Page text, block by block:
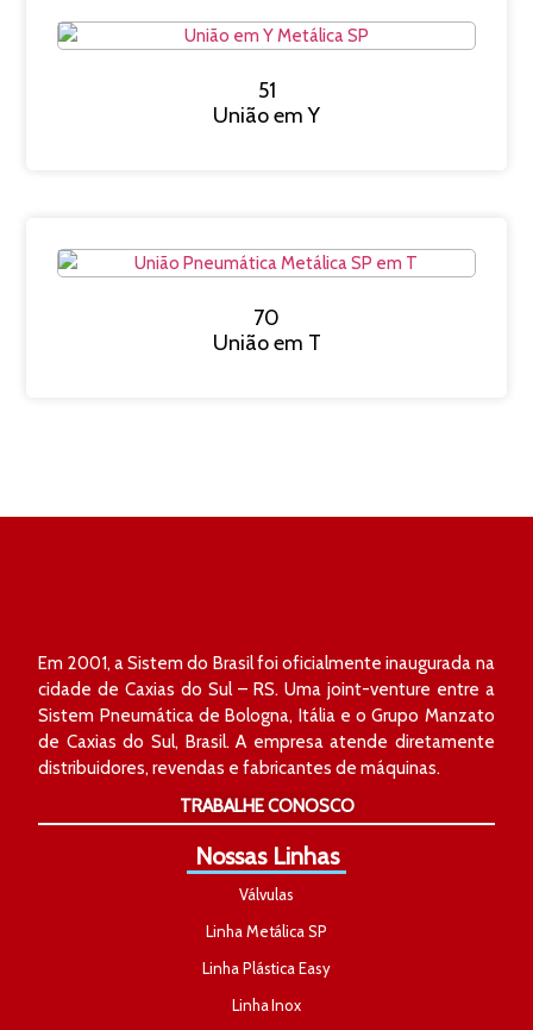
51
União em Y
70
União em T
Em 2001, a Sistem do Brasil foi oficialmente inaugurada na
cidade de Caxias do Sul – RS. Uma joint-venture entre a
Sistem Pneumática de Bologna, Itália e o Grupo Manzato
de Caxias do Sul, Brasil. A empresa atende diretamente
distribuidores, revendas e fabricantes de máquinas.
TRABALHE CONOSCO
Nossas Linhas
Válvulas
Linha Metálica SP
Linha Plástica Easy
Linha Inox